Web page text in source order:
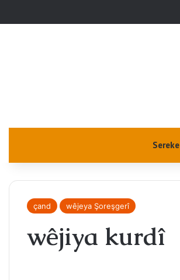
Sereke
çand wêjeya Şoreşgerî
wêjiya kurdî